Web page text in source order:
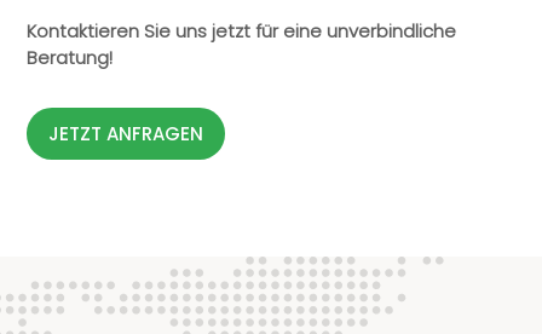
Kontaktieren Sie uns jetzt für eine unverbindliche
Beratung!
JETZT ANFRAGEN